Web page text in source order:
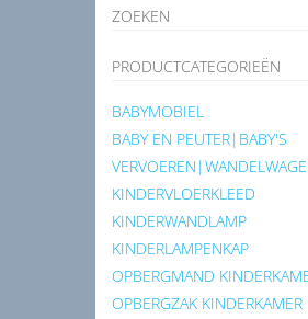
ZOEKEN
PRODUCTCATEGORIEËN
BABYMOBIEL
BABY EN PEUTER|BABY'S
KINDERVLOERKLEED
KINDERWANDLAMP
KINDERLAMPENKAP
OPBERGMAND
OPBERGZAK KINDERKAMER